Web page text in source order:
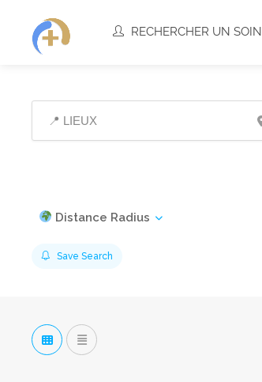
RECHERCHER UN SOIN
Distance Radius
Save Search